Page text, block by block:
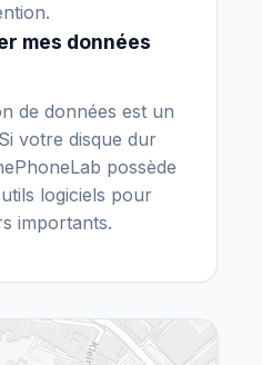
mes données
de données est un
votre disque dur
possède
logiciels pour
importants.